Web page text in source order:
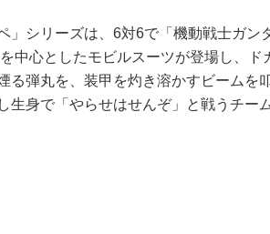
」シリーズは、6対6で「機動戦士ガ
中心としたモビルスーツが登場し、ド
る弾丸を、装甲を灼き溶かすビームを
生身で「やらせはせんぞ」と戦うチー